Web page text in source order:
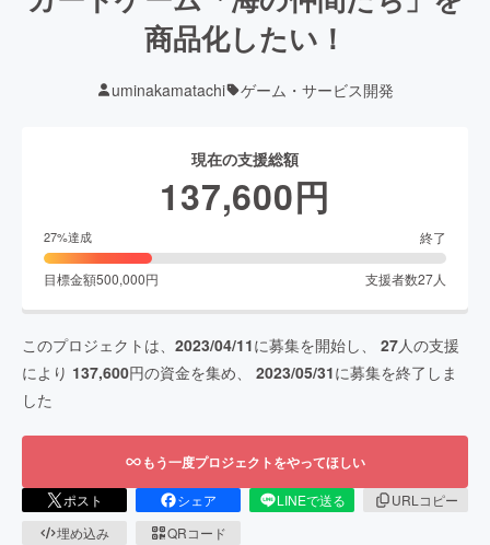
商品化したい！
uminakamatachi ゲーム・サービス開発
現在の支援総額
137,600円
27%達成 終了
目標金額500,000円 支援者数27人
このプロジェクトは、 2023/04/11に募集を開始し、 27人の支援
により 137,600円の資金を集め、 2023/05/31に募集を終了しま
した
もう一度プロジェクトをやってほしい
ポスト シェア LINEで送る
URLコピー
埋め込み
QRコード